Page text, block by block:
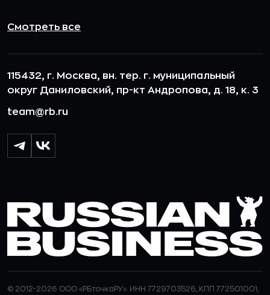
Смотреть все
115432, г. Москва, вн. тер. г. муниципальный
округ Даниловский, пр-кт Андропова, д. 18, к. 3
team@rb.ru
© 2012-2026 ООО «РБточкаРУ». ИНН 7729703526, КПП 772501001,